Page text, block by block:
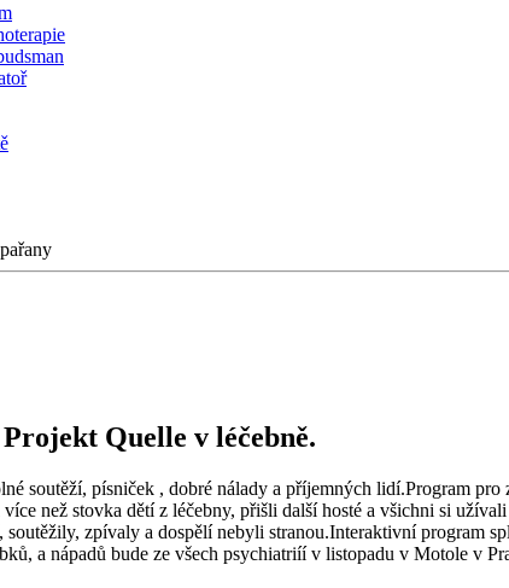
Quelle v léčebně.
soutěží, písniček , dobré nálady a příjemných lidí.Program
více než stovka dětí z léčebny, přišli další hosté a všichni si
zpívaly a dospělí nebyli stranou.Interaktivní program
a nápadů bude ze všech psychiatriíí v listopadu v Motole v